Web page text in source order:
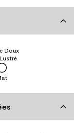
Doux